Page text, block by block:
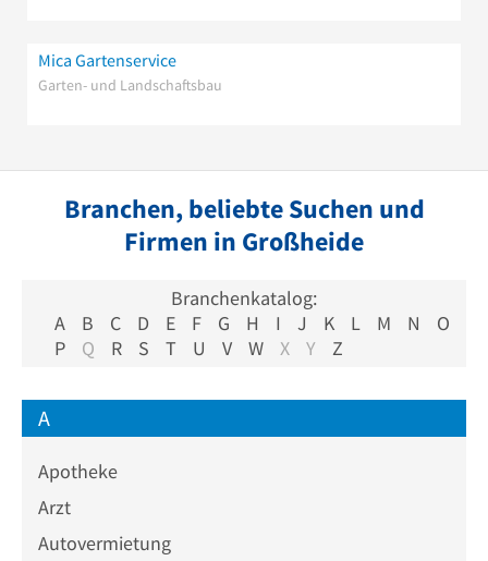
Mica Gartenservice
Garten- und Landschaftsbau
Branchen, beliebte Suchen und
Firmen in Großheide
Branchenkatalog:
A
B C D E F G H I J K L M N
O
P
Q R S T U V W X Y Z
A
Apotheke
Arzt
Autovermietung